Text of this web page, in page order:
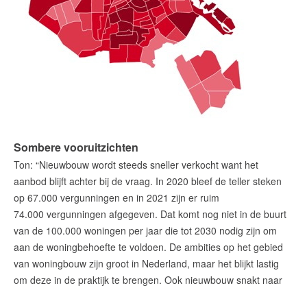
Sombere vooruitzichten
Ton: “Nieuwbouw wordt steeds sneller verkocht want het
aanbod blijft achter bij de vraag. In 2020 bleef de teller steken
op 67.000 vergunningen en in 2021 zijn er ruim
74.000 vergunningen afgegeven. Dat komt nog niet in de buurt
van de 100.000 woningen per jaar die tot 2030 nodig zijn om
aan de woningbehoefte te voldoen. De ambities op het gebied
van woningbouw zijn groot in Nederland, maar het blijkt lastig
om deze in de praktijk te brengen. Ook nieuwbouw snakt naar